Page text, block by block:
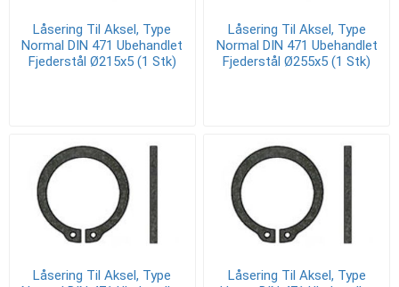
Låsering Til Aksel, Type
Normal DIN 471 Ubehandlet
Fjederstål Ø215x5 (1 Stk)
Låsering Til Aksel, Type
Normal DIN 471 Ubehandlet
Fjederstål Ø255x5 (1 Stk)
Låsering Til Aksel, Type
Låsering Til Aksel, Type